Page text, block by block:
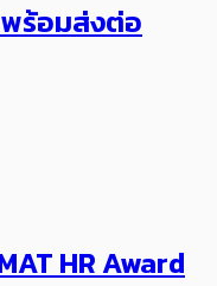
ร้อมส่งต่อ
HR Award